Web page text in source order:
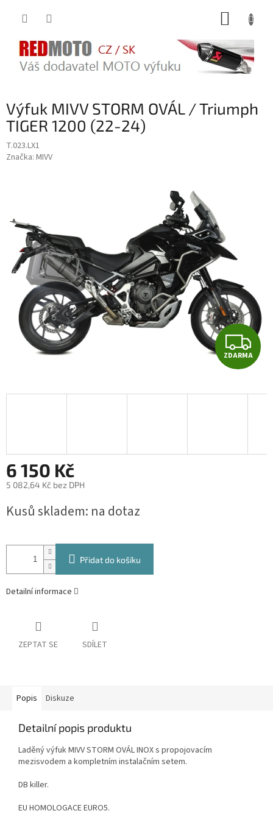
Výfuk MIVV STORM OVÁL / Triumph
TIGER 1200 (22-24)
T.023.LX1
Značka: MIVV
Z
D
A
ZDARMA
6 150 Kč
5 082,64 Kč bez DPH
cena:
Kusů skladem: na dotaz
Přidat do košíku
Detailní informace
ZEPTAT SE SDÍLET
Popis Diskuze
Detailní popis produktu
Laděný výfuk MIVV STORM OVÁL INOX s propojovacím
mezisvodem a kompletním instalačním setem.
DB killer.
EU HOMOLOGACE EURO5.